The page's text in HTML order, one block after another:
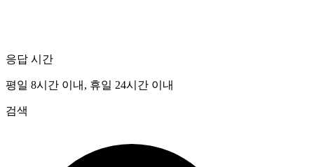
응답 시간
평일 8시간 이내, 휴일 24시간 이내
검색